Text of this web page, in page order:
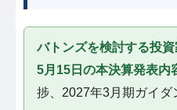
バトンズを検討する投
5月15日の本決算発表内
捗、2027年3月期ガイダ